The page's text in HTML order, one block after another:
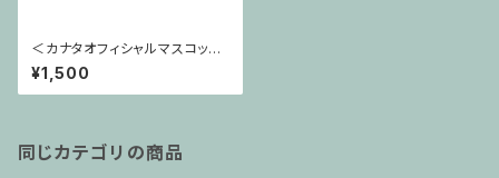
＜カナタオフィシャルマスコット
＞カナタンポーチ
¥1,500
同じカテゴリの商品